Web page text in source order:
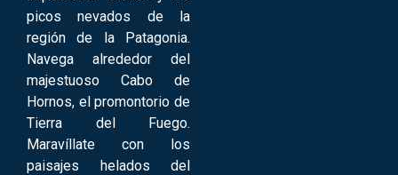
picos nevados de la
región de la Patagonia.
Navega alrededor del
majestuoso Cabo de
Hornos, el promontorio de
Tierra del Fuego.
Maravíllate con los
paisajes helados del